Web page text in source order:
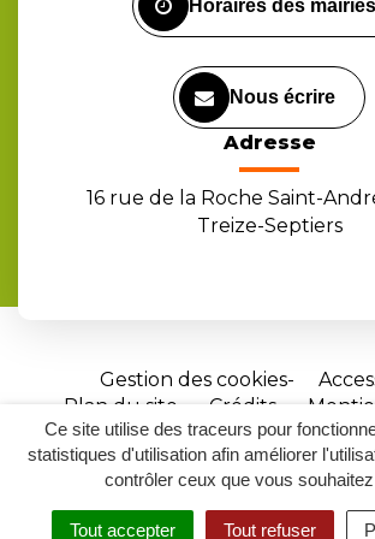
Ce site utilise des traceurs pour
statistiques d'utilisation afin améliorer
contrôler ceux que vous
Tout accepter Tout refuser
Horaires des mairies
Nous écrire
Adresse
16 rue de la Roche Saint-
Treize-Septiers
Gestion des cookies
Plan du site
Crédits
Site
réalisé
par
Inovagora